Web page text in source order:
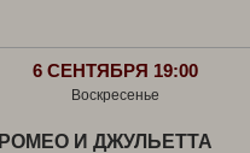
6 СЕНТЯБРЯ 19:00
Воскресенье
РОМЕО И ДЖУЛЬЕТТА